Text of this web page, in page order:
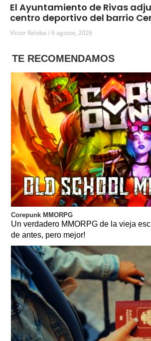
El Ayuntamiento de Rivas
centro deportivo del barrio
Víctor Reloba 6 agosto, 2026
TE RECOMENDAMOS
Corepunk MMORPG
Un verdadero MMORPG de la vieja
de antes, pero mejor!